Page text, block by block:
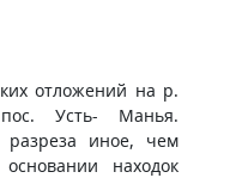
отложений на р.
Усть- Манья.
разреза иное, чем
находок